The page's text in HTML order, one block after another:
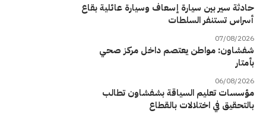
حادثة سير بين سيارة إسعاف وسيارة عائلية بقاع
أسراس تستنفر السلطات
07/08/2026
شفشاون: مواطن يعتصم داخل مركز صحي
بأمتار
06/08/2026
مؤسسات تعليم السياقة بشفشاون تطالب
بالتحقيق في اختلالات بالقطاع